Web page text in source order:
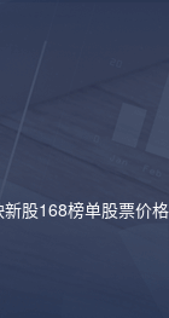
新股168榜单股票价